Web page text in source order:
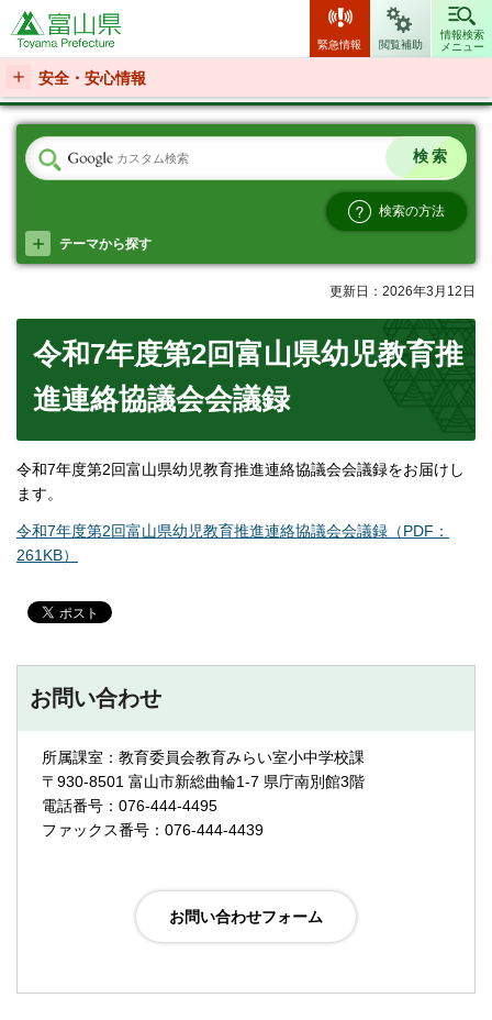
富山県
緊急情報 閲覧補助
情報検索
メニュー
安全・安心情報
検索の方法
テーマから探す
更新日：2026年3月12日
令和7年度第2回富山県幼児教育推
進連絡協議会会議録
令和7年度第2回富山県幼児教育推進連絡協議会会議録をお届けし
ます。
令和7年度第2回富山県幼児教育推進連絡協議会会議録（PDF：
261KB）
お問い合わせ
所属課室：教育委員会教育みらい室小中学校課
〒930-8501 富山市新総曲輪1-7 県庁南別館3階
電話番号：076-444-4495
ファックス番号：076-444-4439